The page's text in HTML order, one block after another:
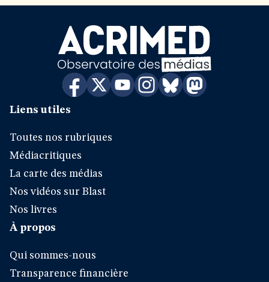
Liens utiles
Toutes nos rubriques
Médiacritiques
La carte des médias
Nos vidéos sur Blast
Nos livres
À propos
Qui sommes-nous
Transparence financière